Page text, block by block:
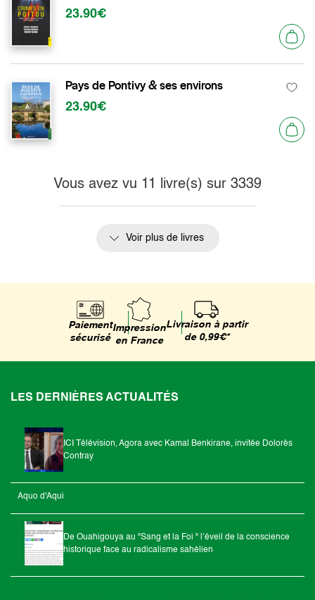
23.90€
Pays de Pontivy & ses environs
23.90€
Vous avez vu 11 livre(s) sur 3339
Voir plus de livres
Paiement
sécurisé
Impression
en France
Livraison à partir
de 0,99€*
LES DERNIÈRES ACTUALITÉS
ICI Télévision, Agora avec Kamal Benkirane, invitée Dolorès
Contray
Aquo d'Aqui
De Ouahigouya au "Sang et la Foi " l’éveil de la conscience
historique face au radicalisme sahélien